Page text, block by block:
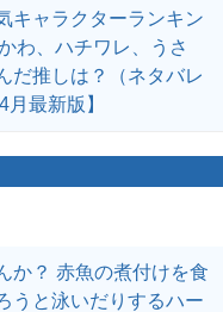
キャラクターランキン
わ、ハチワレ、うさ
だ推しは？（ネタバレ
最新版】
か？ 赤魚の煮付けを食
うと泳いだりするハー